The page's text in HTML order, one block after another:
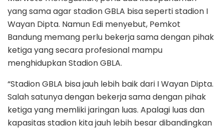
yang sama agar stadion GBLA bisa seperti stadion I
Wayan Dipta. Namun Edi menyebut, Pemkot
Bandung memang perlu bekerja sama dengan pihak
ketiga yang secara profesional mampu
menghidupkan Stadion GBLA.
“Stadion GBLA bisa jauh lebih baik dari I Wayan Dipta.
Salah satunya dengan bekerja sama dengan pihak
ketiga yang memliki jaringan luas. Apalagi luas dan
kapasitas stadion kita jauh lebih besar dibandingkan